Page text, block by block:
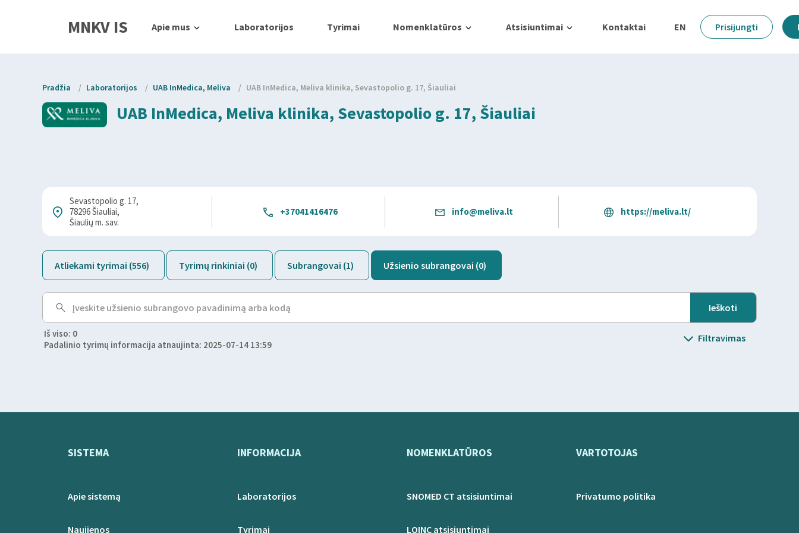
MNKV IS Apie mus Laboratorijos Tyrimai Nomenklatūros Atsisiuntimai Kontaktai EN Prisijungti
Pradžia / Laboratorijos / UAB InMedica, Meliva / UAB InMedica, Meliva klinika, Sevastopolio g. 17, Šiauliai
UAB InMedica, Meliva klinika, Sevastopolio g. 17, Šiauliai
Sevastopolio g. 17,
78296 Šiauliai,
Šiaulių m. sav.
+37041416476 info@meliva.lt https://meliva.lt/
Atliekami tyrimai (556) Tyrimų rinkiniai (0) Subrangovai (1) Užsienio subrangovai (0)
Iš viso: 0
Padalinio tyrimų informacija atnaujinta: 2025-07-14 13:59
Filtravimas
SISTEMA
Apie sistemą
Naujienos
INFORMACIJA
Laboratorijos
Tyrimai
NOMENKLATŪROS
SNOMED CT atsisiuntimai
LOINC atsisiuntimai
VARTOTOJAS
Privatumo politika